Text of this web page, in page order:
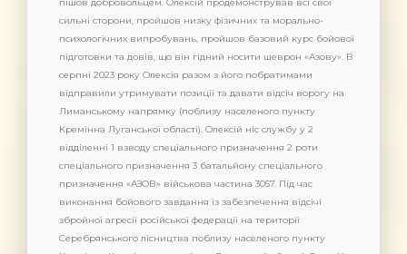
пішов добровольцем. Олексій продемонстрував всі свої
сильні сторони, пройшов низку фізичних та морально-
психологічних випробувань, пройшов базовий курс бойової
підготовки та довів, що він гідний носити шеврон «Азову». В
серпні 2023 року Олексія разом з його побратимами
відправили утримувати позиції та давати відсіч ворогу на
Лиманському напрямку (поблизу населеного пункту
Кремінна Луганської області). Олексій ніс службу у 2
відділенні 1 взводу спеціального призначення 2 роти
спеціального призначення 3 батальйону спеціального
призначення «АЗОВ» військова частина 3057. Під час
виконання бойового завдання із забезпечення відсічі
збройної агресії російської федерації на території
Серебрянського лісництва поблизу населеного пункту